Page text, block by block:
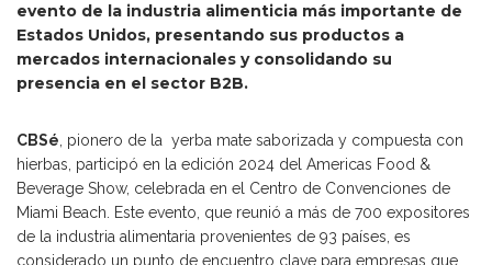
evento de la industria alimenticia más importante de
Estados Unidos, presentando sus productos a
mercados internacionales y consolidando su
presencia en el sector B2B.
CBSé, pionero de la yerba mate saborizada y compuesta con
hierbas, participó en la edición 2024 del Americas Food &
Beverage Show, celebrada en el Centro de Convenciones de
Miami Beach. Este evento, que reunió a más de 700 expositores
de la industria alimentaria provenientes de 93 países, es
considerado un punto de encuentro clave para empresas que